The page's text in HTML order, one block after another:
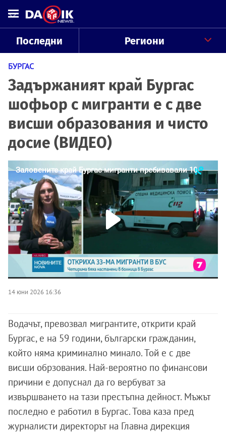
Последни Региони
БУРГАС
Задържаният край Бургас
шофьор с мигранти е с две
висши образования и чисто
досие (ВИДЕО)
14 юни 2026 16:36
Водачът, превозвал мигрантите, открити край
Бургас, е на 59 години, български гражданин,
който няма криминално минало. Той е с две
висши обрзования. Най-вероятно по финансови
причини е допуснал да го вербуват за
извършването на тази престъпна дейност. Мъжът
последно е работил в Бургас. Това каза пред
журналисти директорът на Главна дирекция